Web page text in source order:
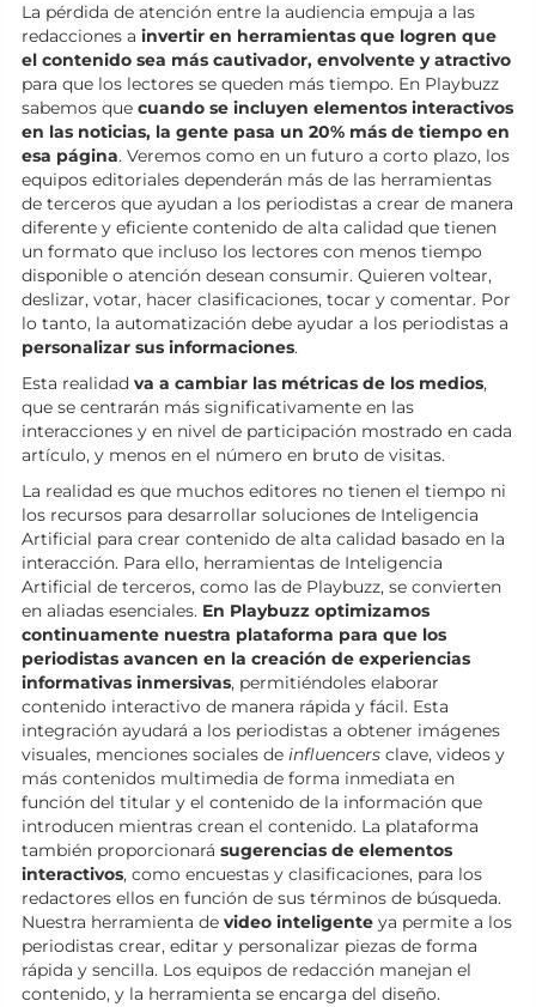
La pérdida de atención entre la audiencia empuja a las
redacciones a invertir en herramientas que logren que
el contenido sea más cautivador, envolvente y atractivo
para que los lectores se queden más tiempo. En Playbuzz
sabemos que cuando se incluyen elementos interactivos
en las noticias, la gente pasa un 20% más de tiempo en
esa página. Veremos como en un futuro a corto plazo, los
equipos editoriales dependerán más de las herramientas
de terceros que ayudan a los periodistas a crear de manera
diferente y eficiente contenido de alta calidad que tienen
un formato que incluso los lectores con menos tiempo
disponible o atención desean consumir. Quieren voltear,
deslizar, votar, hacer clasificaciones, tocar y comentar. Por
lo tanto, la automatización debe ayudar a los periodistas a
personalizar sus informaciones.
Esta realidad va a cambiar las métricas de los medios,
que se centrarán más significativamente en las
interacciones y en nivel de participación mostrado en cada
artículo, y menos en el número en bruto de visitas.
La realidad es que muchos editores no tienen el tiempo ni
los recursos para desarrollar soluciones de Inteligencia
Artificial para crear contenido de alta calidad basado en la
interacción. Para ello, herramientas de Inteligencia
Artificial de terceros, como las de Playbuzz, se convierten
en aliadas esenciales. En Playbuzz optimizamos
continuamente nuestra plataforma para que los
periodistas avancen en la creación de experiencias
informativas inmersivas, permitiéndoles elaborar
contenido interactivo de manera rápida y fácil. Esta
integración ayudará a los periodistas a obtener imágenes
visuales, menciones sociales de influencers clave, videos y
más contenidos multimedia de forma inmediata en
función del titular y el contenido de la información que
introducen mientras crean el contenido. La plataforma
también proporcionará sugerencias de elementos
interactivos, como encuestas y clasificaciones, para los
redactores ellos en función de sus términos de búsqueda.
Nuestra herramienta de video inteligente ya permite a los
periodistas crear, editar y personalizar piezas de forma
rápida y sencilla. Los equipos de redacción manejan el
contenido, y la herramienta se encarga del diseño.